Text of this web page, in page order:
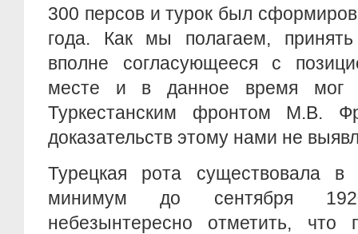
300 персов и турок был
года. Как мы полагаем,
вполне согласующееся с
месте и в данное время мог
Туркестанским фронтом М.В.
доказательств этому нами не
Турецкая рота существовала в
минимум до сентября
небезынтересно отметить, что